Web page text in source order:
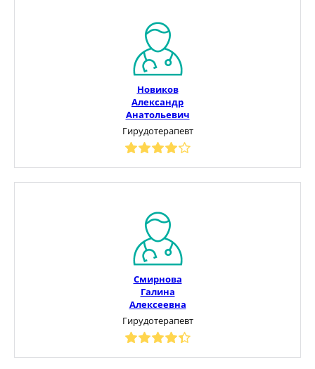
Новиков
Александр
Анатольевич
Гирудотерапевт
Смирнова
Галина
Алексеевна
Гирудотерапевт